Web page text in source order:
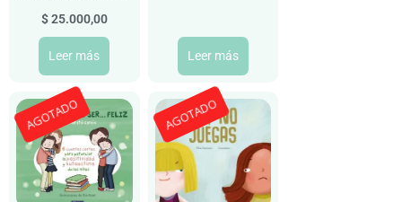
$25.000,00
Leer más Leer más
AGOTADO AGOTADO